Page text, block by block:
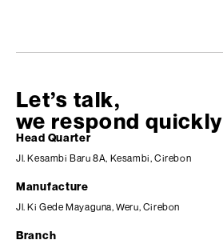
Let’s talk,
we respond quickly
Head Quarter
Jl. Kesambi Baru 8A, Kesambi, Cirebon
Manufacture
Jl. Ki Gede Mayaguna, Weru, Cirebon
Branch